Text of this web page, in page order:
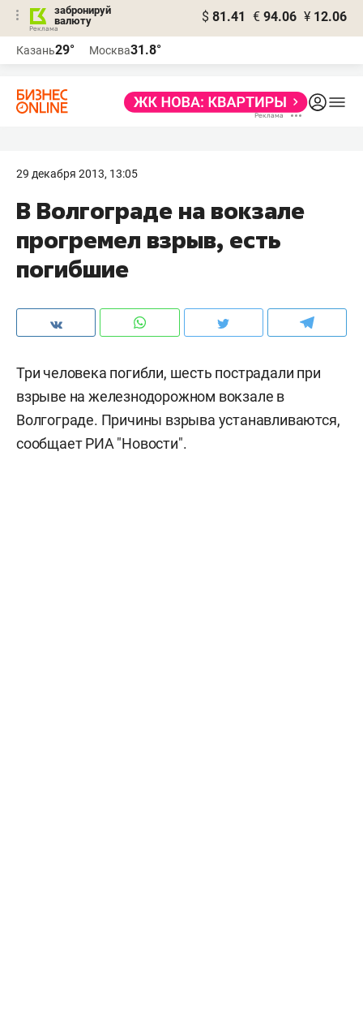
забронируй
валюту
$ 81.41 € 94.06 ¥ 12.06
Казань29° Москва31.8°
29 декабря 2013, 13:05
В Волгограде на вокзале
прогремел взрыв, есть
погибшие
Три человека погибли, шесть пострадали при
взрыве на железнодорожном вокзале в
Волгограде. Причины взрыва устанавливаются,
сообщает РИА "Новости".